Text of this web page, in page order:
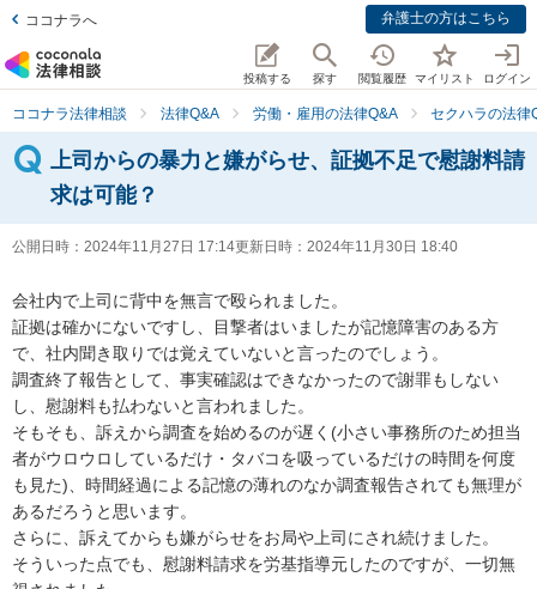
ココナラへ 弁護士の方はこちら
投稿する 探す 閲覧履歴 マイリスト ログイン
ココナラ法律相談 法律Q&A 労働・雇用の法律Q&A セクハラの法律
上司からの暴力と嫌がらせ、証拠不足で慰謝料請
求は可能？
公開日時： 2024年11月27日 17:14更新日時： 2024年11月30日 18:40
会社内で上司に背中を無言で殴られました。
証拠は確かにないですし、目撃者はいましたが記憶障害のある方
で、社内聞き取りでは覚えていないと言ったのでしょう。
調査終了報告として、事実確認はできなかったので謝罪もしない
し、慰謝料も払わないと言われました。
そもそも、訴えから調査を始めるのが遅く(小さい事務所のため担当
者がウロウロしているだけ・タバコを吸っているだけの時間を何度
も見た)、時間経過による記憶の薄れのなか調査報告されても無理が
あるだろうと思います。
さらに、訴えてからも嫌がらせをお局や上司にされ続けました。
そういった点でも、慰謝料請求を労基指導元したのですが、一切無